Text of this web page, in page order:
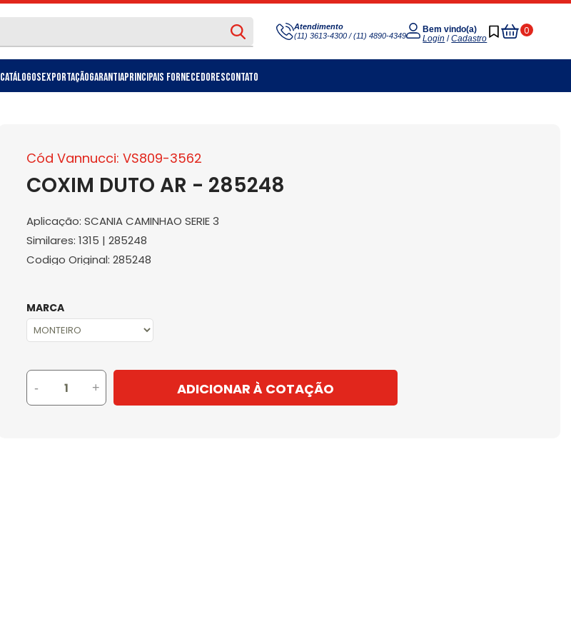
Atendimento
(11) 3613-4300 / (11) 4890-4349
Bem vindo(a)
Login /Cadastro
0
Meu
Carrinho
CatálogosExportaçãoGarantiaPrincipais FornecedoresContato
Cód Vannucci: VS809-3562
COXIM DUTO AR - 285248
Aplicação: SCANIA CAMINHAO SERIE 3
Similares: 1315 | 285248
Codigo Original: 285248
MARCA
- + ADICIONAR À COTAÇÃO